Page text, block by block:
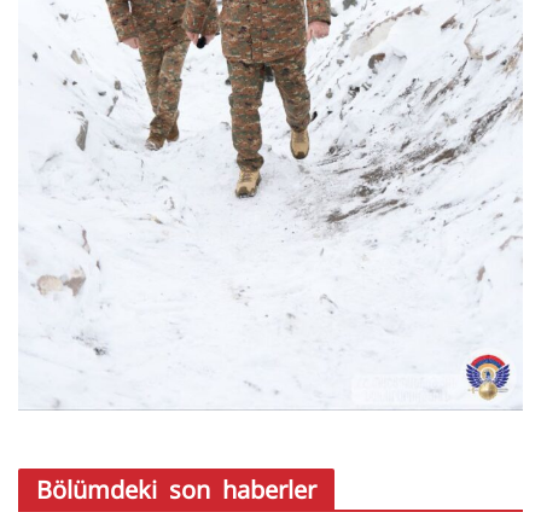
Bölümdeki son haberler